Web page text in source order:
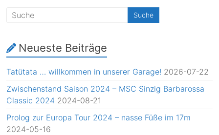
Neueste Beiträge
Tatütata … willkommen in unserer Garage! 2026-07-22
Zwischenstand Saison 2024 – MSC Sinzig Barbarossa
Classic 2024 2024-08-21
Prolog zur Europa Tour 2024 – nasse Füße im 17m
2024-05-16